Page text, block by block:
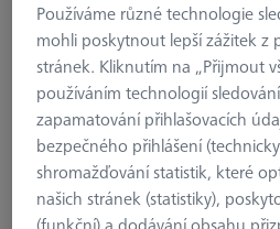
Používáme různé technologie
mohli poskytnout lepší zážitek z
stránek. Kliknutím na „Přijmout
používáním technologií
zapamatování přihlašovacích
bezpečného přihlášení
shromažďování statistik, které
našich stránek (statistiky),